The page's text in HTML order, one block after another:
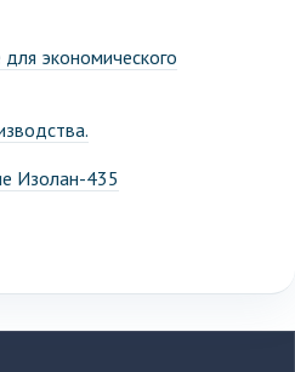
для экономического
Изолан-435